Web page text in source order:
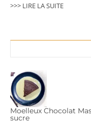
>>> LIRE LA SUITE
Moelleux Chocolat
sucre